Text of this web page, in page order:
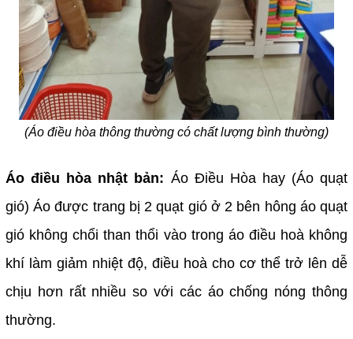
(Áo điều hòa thông thường có chất lượng bình thường)
Áo điều hòa nhật bản: Áo Điều Hòa hay (Áo quạt
gió) Áo được trang bị 2 quạt gió ở 2 bên hông áo quạt
gió không chổi than thổi vào trong áo điều hoà không
khí làm giảm nhiệt độ, điều hoà cho cơ thể trở lên dễ
chịu hơn rất nhiều so với các áo chống nóng thông
thường.